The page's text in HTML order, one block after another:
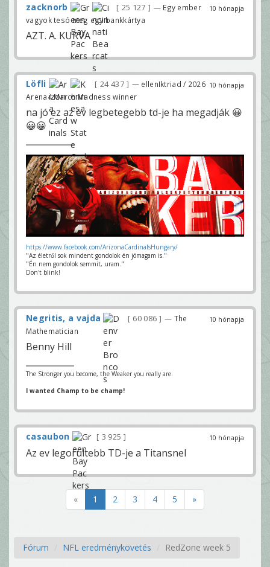
10 hónapja
zacknorb 25 127
— Egy ember
vagyok tesó meg egy bankkártya
AZT. A. KURVA
10 hónapja
Löfli 24 437
— ellenIktriad / 2026
Arena4 March Madness winner
na jó ez az év legbetegebb td-je ha megadják 😀
😀😀
https://www.facebook.com/ArizonaCardinalsHungary/
"Az életről sok mindent gondolok én jómagam is."
"Én nem gondolok semmit, uram."
Don't blink!
10 hónapja
Negritis, a vajda 60 086
— The
Mathematician
Benny Hill
The Stronger you become, the Weaker you really are.
I wanted Champ to be champ!
10 hónapja
casaubon 3 925
Az ev legorultebb TD-je a Titansnel
« 1 2 3 4 5 »
Fórum NFL eredménykövetés RedZone week 5